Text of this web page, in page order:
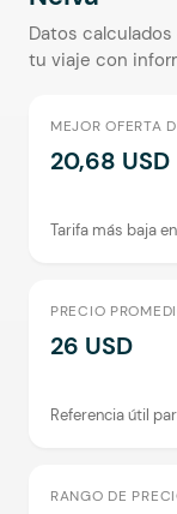
Datos
tu viaje con
MEJOR OFERTA
20,68 USD
Tarifa más baja
PRECIO
26 USD
Referencia útil
RANGO DE